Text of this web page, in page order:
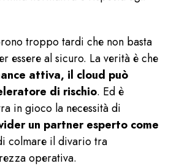
troppo tardi che non basta
essere al sicuro. La verità è che
attiva, il cloud può
di rischio. Ed è
in gioco la necessità di
un partner esperto come
colmare il divario tra
operativa.